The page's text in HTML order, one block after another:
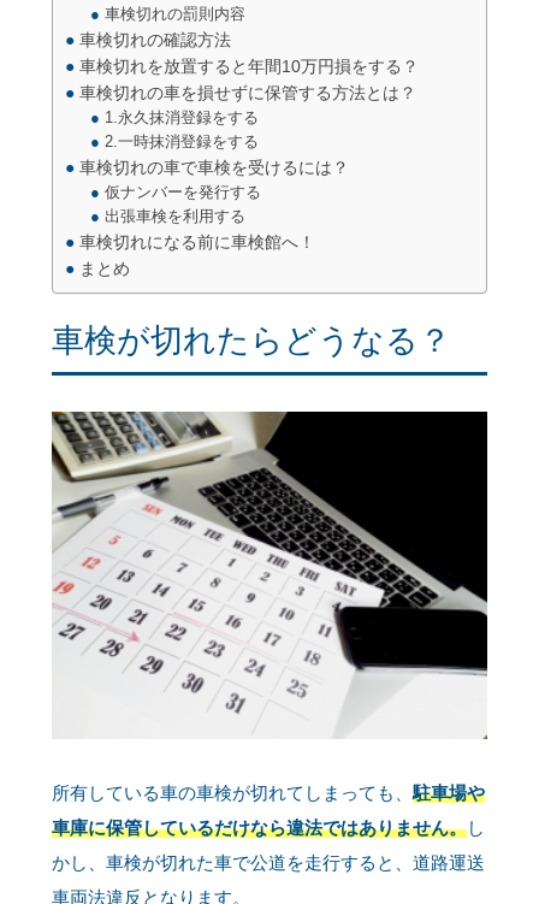
車検切れの罰則内容
車検切れの確認方法
車検切れを放置すると年間10万円損をする？
車検切れの車を損せずに保管する方法とは？
1.永久抹消登録をする
2.一時抹消登録をする
車検切れの車で車検を受けるには？
仮ナンバーを発行する
出張車検を利用する
車検切れになる前に車検館へ！
まとめ
車検が切れたらどうなる？
所有している車の車検が切れてしまっても、駐車場や
車庫に保管しているだけなら違法ではありません。し
かし、車検が切れた車で公道を走行すると、道路運送
車両法違反となります。